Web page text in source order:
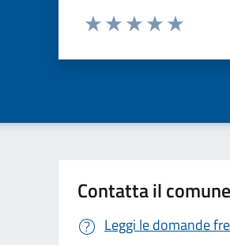
Valuta da 1 a 5 stelle la pagina
Contatta il comune
Leggi le domande